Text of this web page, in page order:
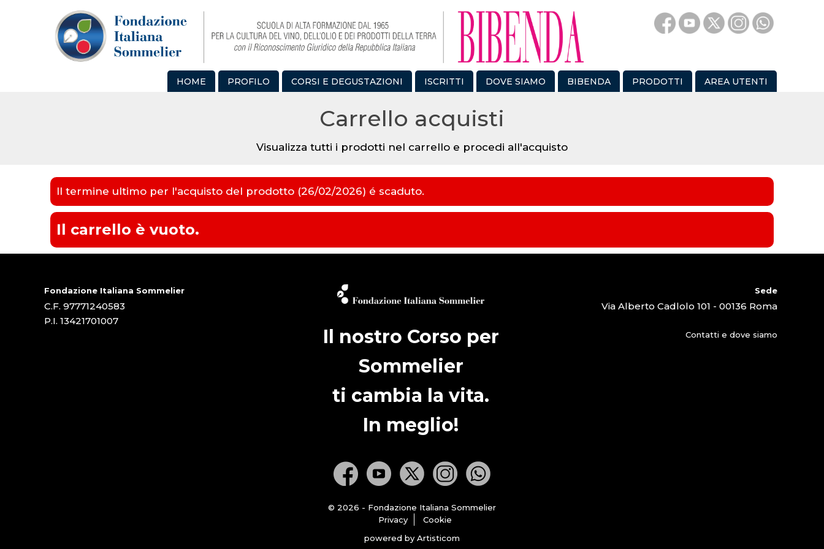
HOME PROFILO CORSI E DEGUSTAZIONI ISCRITTI DOVE SIAMO BIBENDA PRODOTTI AREA UTENTI
Carrello acquisti
Visualizza tutti i prodotti nel carrello e procedi all'acquisto
Il termine ultimo per l'acquisto del prodotto (26/02/2026) é scaduto.
Il carrello è vuoto.
Fondazione Italiana Sommelier
C.F. 97771240583
P.I. 13421701007
Il nostro Corso per
Sommelier
ti cambia la vita.
In meglio!
Sede
Via Alberto Cadlolo 101 - 00136 Roma
Contatti e dove siamo
© 2026 - Fondazione Italiana Sommelier
Privacy
Cookie
powered by Artisticom